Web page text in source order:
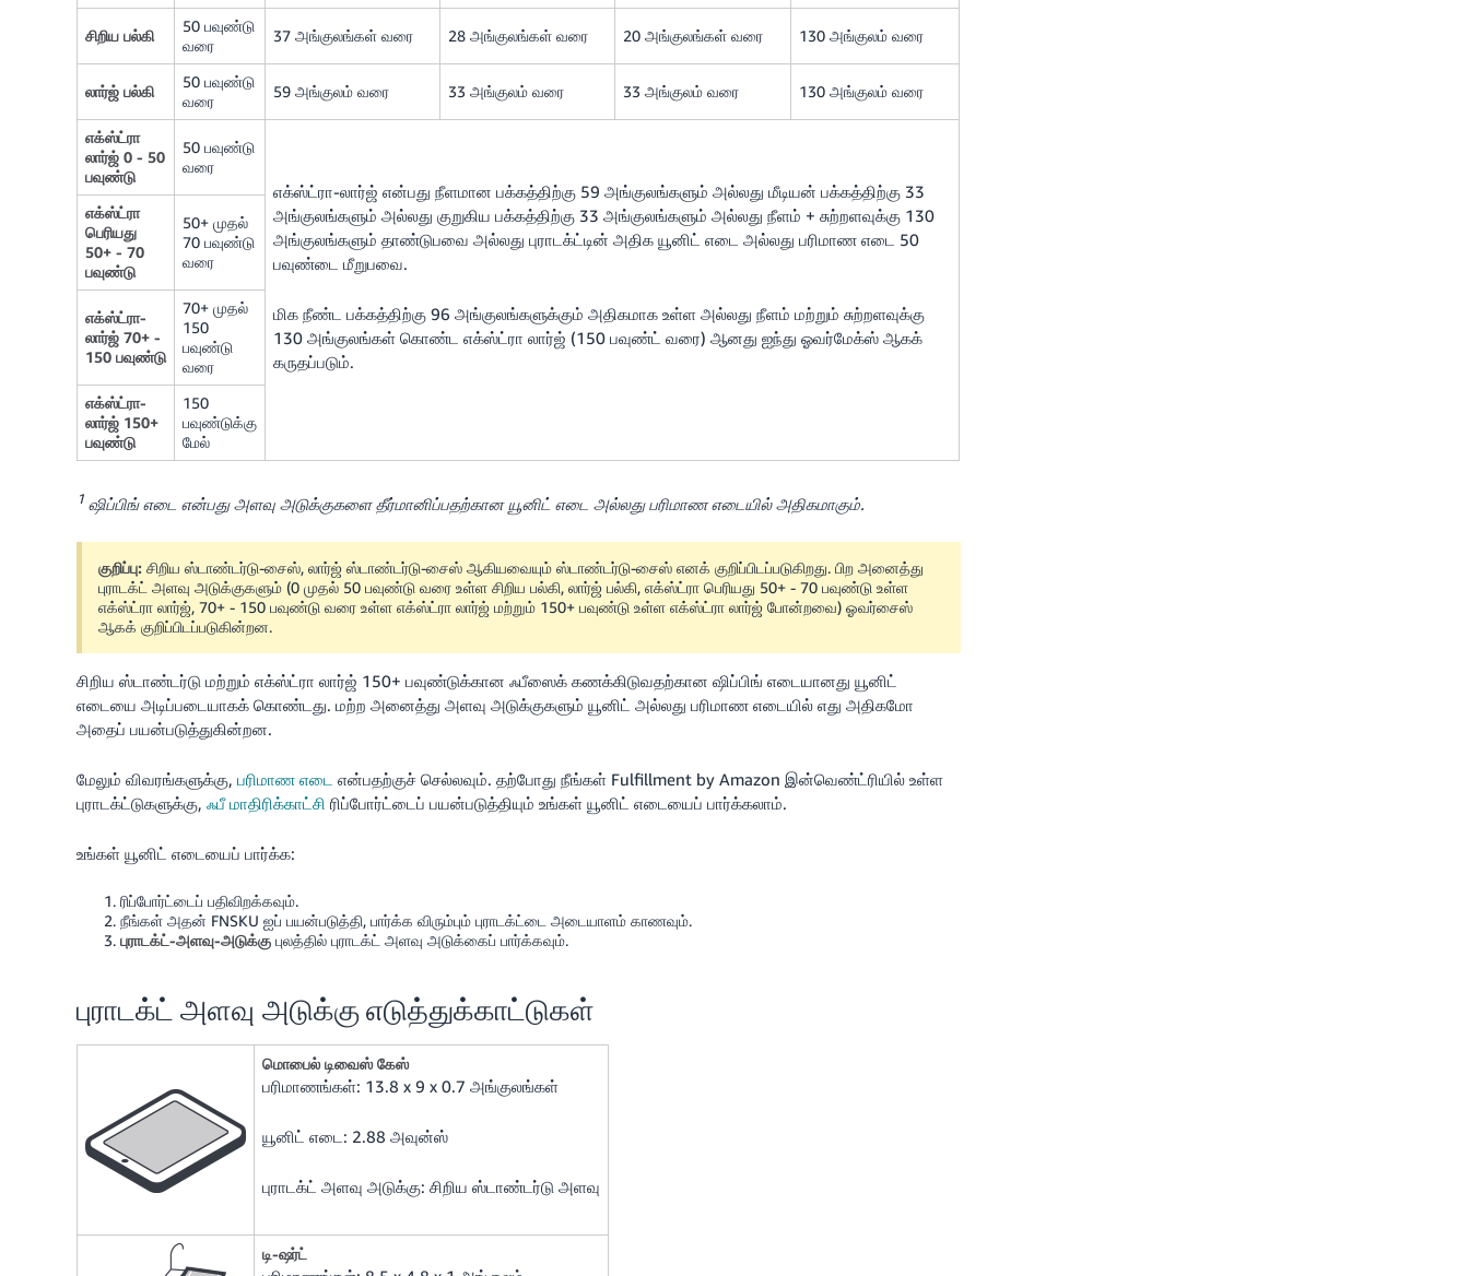
சிறிய பல்கி
50 பவுண்டு
வரை
37 அங்குலங்கள் வரை 28 அங்குலங்கள் வரை 20 அங்குலங்கள் வரை 130 அங்குலம் வரை
லார்ஜ் பல்கி
50 பவுண்டு
வரை
59 அங்குலம் வரை 33 அங்குலம் வரை 33 அங்குலம் வரை 130 அங்குலம் வரை
எக்ஸ்ட்ரா
லார்ஜ் 0 - 50
பவுண்டு
50 பவுண்டு
வரை
எக்ஸ்ட்ரா-லார்ஜ் என்பது நீளமான பக்கத்திற்கு 59 அங்குலங்களும் அல்லது மீடியன் பக்கத்திற்கு 33
அங்குலங்களும் அல்லது குறுகிய பக்கத்திற்கு 33 அங்குலங்களும் அல்லது நீளம் + சுற்றளவுக்கு 130
அங்குலங்களும் தாண்டுபவை அல்லது புராடக்ட்டின் அதிக யூனிட் எடை அல்லது பரிமாண எடை 50
பவுண்டை மீறுபவை.
மிக நீண்ட பக்கத்திற்கு 96 அங்குலங்களுக்கும் அதிகமாக உள்ள அல்லது நீளம் மற்றும் சுற்றளவுக்கு
130 அங்குலங்கள் கொண்ட எக்ஸ்ட்ரா லார்ஜ் (150 பவுண்ட் வரை) ஆனது ஐந்து ஓவர்மேக்ஸ் ஆகக்
கருதப்படும்.
எக்ஸ்ட்ரா
பெரியது
50+ - 70
பவுண்டு
50+ முதல்
70 பவுண்டு
வரை
எக்ஸ்ட்ரா-
லார்ஜ் 70+ -
150 பவுண்டு
70+ முதல்
150
பவுண்டு
வரை
எக்ஸ்ட்ரா-
லார்ஜ் 150+
பவுண்டு
150
பவுண்டுக்கு
மேல்
1 ஷிப்பிங் எடை என்பது அளவு அடுக்குகளை தீர்மானிப்பதற்கான யூனிட் எடை அல்லது பரிமாண எடையில் அதிகமாகும்.
குறிப்பு: சிறிய ஸ்டாண்டர்டு-சைஸ், லார்ஜ் ஸ்டாண்டர்டு-சைஸ் ஆகியவையும் ஸ்டாண்டர்டு-சைஸ் எனக் குறிப்பிடப்படுகிறது. பிற அனைத்து
புராடக்ட் அளவு அடுக்குகளும் (0 முதல் 50 பவுண்டு வரை உள்ள சிறிய பல்கி, லார்ஜ் பல்கி, எக்ஸ்ட்ரா பெரியது 50+ - 70 பவுண்டு உள்ள
எக்ஸ்ட்ரா லார்ஜ், 70+ - 150 பவுண்டு வரை உள்ள எக்ஸ்ட்ரா லார்ஜ் மற்றும் 150+ பவுண்டு உள்ள எக்ஸ்ட்ரா லார்ஜ் போன்றவை) ஓவர்சைஸ்
ஆகக் குறிப்பிடப்படுகின்றன.
சிறிய ஸ்டாண்டர்டு மற்றும் எக்ஸ்ட்ரா லார்ஜ் 150+ பவுண்டுக்கான ஃபீஸைக் கணக்கிடுவதற்கான ஷிப்பிங் எடையானது யூனிட்
எடையை அடிப்படையாகக் கொண்டது. மற்ற அனைத்து அளவு அடுக்குகளும் யூனிட் அல்லது பரிமாண எடையில் எது அதிகமோ
அதைப் பயன்படுத்துகின்றன.
மேலும் விவரங்களுக்கு, பரிமாண எடை
என்பதற்குச் செல்லவும். தற்போது நீங்கள் Fulfillment by Amazon இன்வெண்ட்ரியில் உள்ள
புராடக்ட்டுகளுக்கு, ஃபீ மாதிரிக்காட்சி ரிப்போர்ட்டைப் பயன்படுத்தியும் உங்கள் யூனிட் எடையைப் பார்க்கலாம்.
உங்கள் யூனிட் எடையைப் பார்க்க:
ரிப்போர்ட்டைப் பதிவிறக்கவும்.
நீங்கள் அதன் FNSKU ஐப் பயன்படுத்தி, பார்க்க விரும்பும் புராடக்ட்டை அடையாளம் காணவும்.
புராடக்ட்-அளவு-அடுக்கு புலத்தில் புராடக்ட் அளவு அடுக்கைப் பார்க்கவும்.
புராடக்ட் அளவு அடுக்கு எடுத்துக்காட்டுகள்
மொபைல் டிவைஸ் கேஸ்
பரிமாணங்கள்: 13.8 x 9 x 0.7 அங்குலங்கள்
யூனிட் எடை: 2.88 அவுன்ஸ்
புராடக்ட் அளவு அடுக்கு: சிறிய ஸ்டாண்டர்டு அளவு
டி-ஷர்ட்